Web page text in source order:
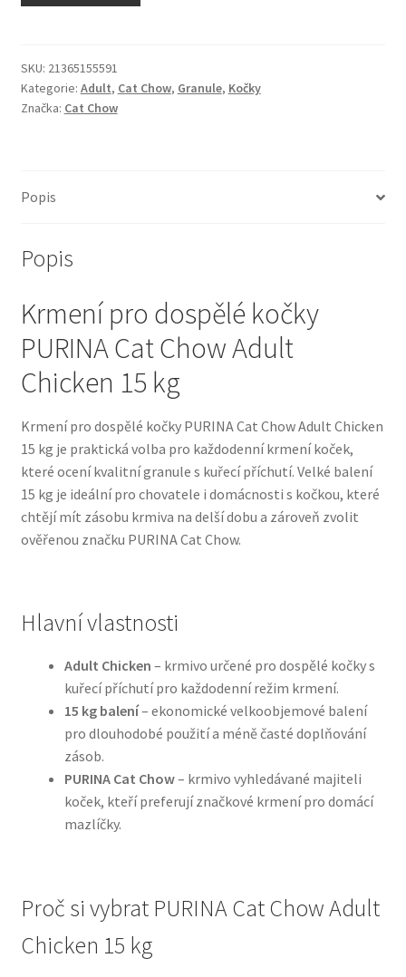
Odpočívadla pro kočky
Pamlsky pro kočky
Škrabadla pro kočky
Veterinární dieta pro kočky
Vše pro psy — Krmivo, doplňky, vybavení
Bozita pro psy — Švédské krmivo s nordickou kvalitou
Brit pro psy
Granule pro psy
přírodními složkami
Happy Dog — Německá kvalita a přirozené složení
Hill’s pro psy
Hračky pro psy
Konzervy a kapsičky pro psy
Oblečky pro psy
Pamlsky pro psy
SKU: 21365155591
Kategorie: Adult, Cat Chow, Granule, Kočky
Značka: Cat Chow
Popis
Popis
Krmení pro dospělé kočky
PURINA Cat Chow Adult
Chicken 15 kg
Krmení pro dospělé kočky PURINA Cat Chow Adult Chicken
15 kg je praktická volba pro každodenní krmení koček,
které ocení kvalitní granule s kuřecí příchutí. Velké balení
15 kg je ideální pro chovatele i domácnosti s kočkou, které
chtějí mít zásobu krmiva na delší dobu a zároveň zvolit
ověřenou značku PURINA Cat Chow.
Hlavní vlastnosti
Adult Chicken – krmivo určené pro dospělé kočky s
kuřecí příchutí pro každodenní režim krmení.
15 kg balení– ekonomické velkoobjemové balení
pro dlouhodobé použití a méně časté doplňování
zásob.
PURINA Cat Chow– krmivo vyhledávané majiteli
koček, kteří preferují značkové krmení pro domácí
mazlíčky.
Proč si vybrat PURINA Cat Chow Adult
Chicken 15 kg